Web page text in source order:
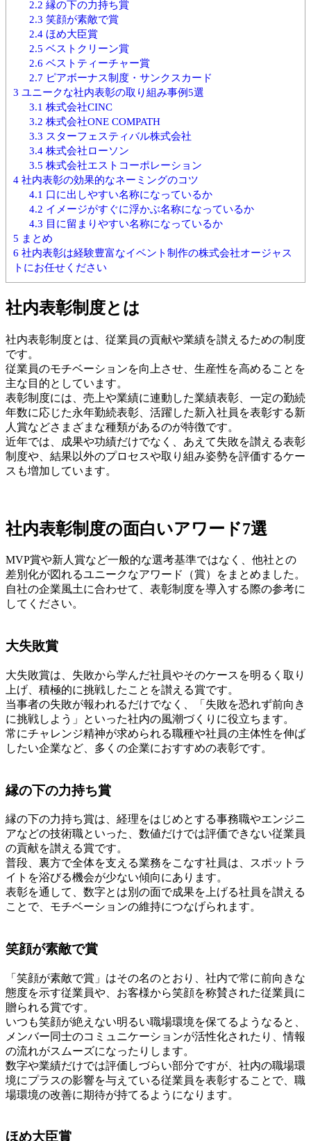
2.2 縁の下の力持ち賞
2.3 笑顔が素敵で賞
2.4ほめ大臣賞
2.5 ベストクリーン賞
2.6 ベストティーチャー賞
2.7 ピアボーナス制度・サンクスカード
3 ユニークな社内表彰の取り組み事例5選
3.1 株式会社CINC
3.2 株式会社ONE COMPATH
3.3 スターフェスティバル株式会社
3.4株式会社ローソン
3.5 株式会社エストコーポレーション
4 社内表彰の効果的なネーミングのコツ
4.1 口に出しやすい名称になっているか
4.2 イメージがすぐに浮かぶ名称になっているか
4.3 目に留まりやすい名称になっているか
5 まとめ
6 社内表彰は経験豊富なイベント制作の株式会社オージャス
トにお任せください
社内表彰制度とは
社内表彰制度とは、従業員の貢献や業績を讃えるための制度
です。
従業員のモチベーションを向上させ、生産性を高めることを
主な目的としています。
表彰制度には、売上や業績に連動した業績表彰、一定の勤続
年数に応じた永年勤続表彰、活躍した新入社員を表彰する新
人賞などさまざまな種類があるのが特徴です。
近年では、成果や功績だけでなく、あえて失敗を讃える表彰
制度や、結果以外のプロセスや取り組み姿勢を評価するケー
スも増加しています。
社内表彰制度の面白いアワード7選
MVP賞や新人賞など一般的な選考基準ではなく、他社との
差別化が図れるユニークなアワード（賞）をまとめました。
自社の企業風土に合わせて、表彰制度を導入する際の参考に
してください。
大失敗賞
大失敗賞は、失敗から学んだ社員やそのケースを明るく取り
上げ、積極的に挑戦したことを讃える賞です。
当事者の失敗が報われるだけでなく、「失敗を恐れず前向き
に挑戦しよう」といった社内の風潮づくりに役立ちます。
常にチャレンジ精神が求められる職種や社員の主体性を伸ば
したい企業など、多くの企業におすすめの表彰です。
縁の下の力持ち賞
縁の下の力持ち賞は、経理をはじめとする事務職やエンジニ
アなどの技術職といった、数値だけでは評価できない従業員
の貢献を讃える賞です。
普段、裏方で全体を支える業務をこなす社員は、スポットラ
イトを浴びる機会が少ない傾向にあります。
表彰を通して、数字とは別の面で成果を上げる社員を讃える
ことで、モチベーションの維持につなげられます。
笑顔が素敵で賞
「笑顔が素敵で賞」はその名のとおり、社内で常に前向きな
態度を示す従業員や、お客様から笑顔を称賛された従業員に
贈られる賞です。
いつも笑顔が絶えない明るい職場環境を保てるようなると、
メンバー同士のコミュニケーションが活性化されたり、情報
の流れがスムーズになったりします。
数字や業績だけでは評価しづらい部分ですが、社内の職場環
境にプラスの影響を与えている従業員を表彰することで、職
場環境の改善に期待が持てるようになります。
ほめ大臣賞